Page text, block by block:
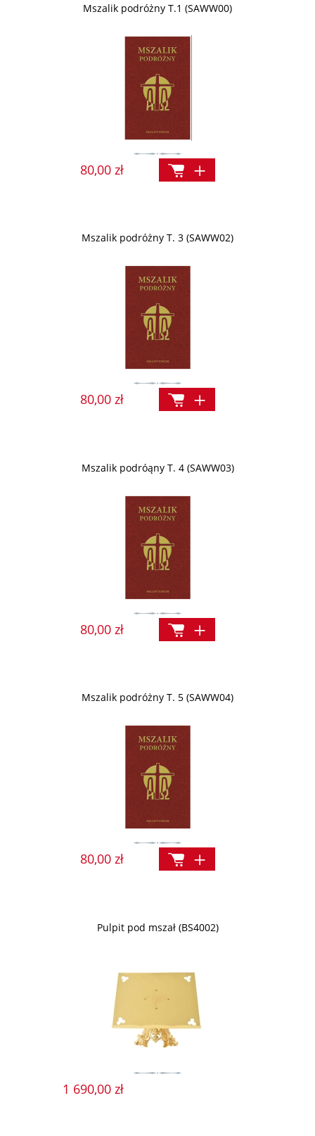
Mszalik podróżny T.1 (SAWW00)
80,00 zł
Mszalik podróżny T. 3 (SAWW02)
80,00 zł
Mszalik podróąny T. 4 (SAWW03)
80,00 zł
Mszalik podróżny T. 5 (SAWW04)
80,00 zł
Pulpit pod mszał (BS4002)
1 690,00 zł